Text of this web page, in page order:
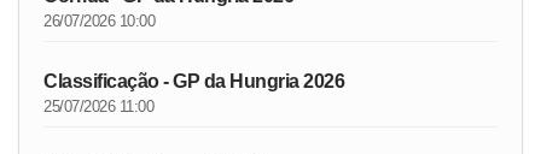
26/07/2026 10:00
Classificação - GP da Hungria 2026
25/07/2026 11:00